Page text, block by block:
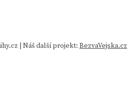
| Náš další projekt: BezvaVejska.cz